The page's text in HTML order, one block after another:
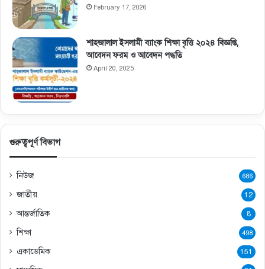
February 17, 2026
শাহজালাল ইসলামী ব্যাংক শিক্ষা বৃত্তি ২০২৪ বিজ্ঞপ্তি,
আবেদন ফরম ও আবেদন পদ্ধতি
April 20, 2025
গুরুত্বপূর্ণ বিভাগ
নিউজ 686
জাতীয় 12
আন্তর্জাতিক 8
শিক্ষা 498
একাডেমিক 151